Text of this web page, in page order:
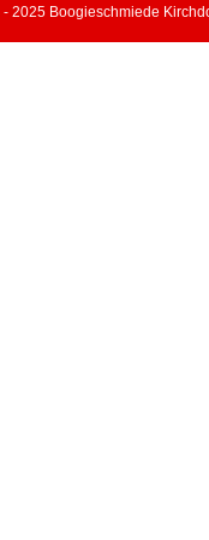
2025 Boogieschmiede